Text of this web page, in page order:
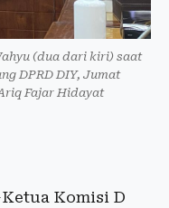
(dua dari kiri) saat
DPRD DIY, Jumat
Fajar Hidayat
Komisi D